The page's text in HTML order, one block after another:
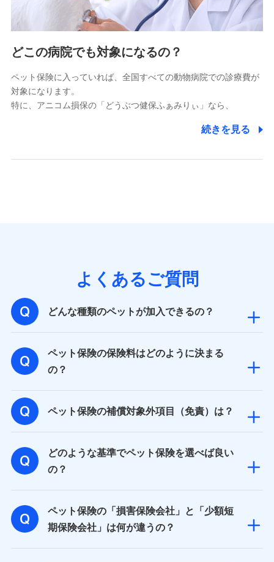
ビスに関してのお問い合わせ情報
各種お問い合わせに対応するため
をお送りするため
アンケートの送付のため
分析するため
当社の対応品質向上やお問い合わせ内容の正確な把握のため
個人情報保護管理者の職名、連絡先
株式会社ドコモ・インシュアランス 営業部長
当社は利用目的の達成に必要な範囲内において個人情報
の取り扱いの全部または一部を委託する場合がありま
す。
当社は株式会社NTTドコモとの間で、以下のとおり個
人データを共同利用します。
【共同して利用される利用データの項目】
当社又は株式会社NTTドコモがサービス提供等を通じて
基本情報
氏名、電話番号、メールアドレス、お客さまの識別子、属
性、連絡先、dポイントサービスのご利用に関する情報。例
として、dポイントカード番号、性別、年齢、家族構成、住
利用情報
当社又は株式会社NTTドコモが提供する各種サービスなどの
ご契約・ご利用などに関する情報。例として、当社又は株式
会社NTTドコモが提供する各種サービスのご契約状態・ご利
どこの病院でも対象になるの？
ペット保険に入っていれば、全国すべての動物病院での診療費が
対象になります。
特に、アニコム損保の「どうぶつ健保ふぁみりぃ」なら、
続きを見る
よくあるご質問
どんな種類のペットが加入できるの？
ペット保険の保険料はどのように決まる
の？
ペット保険の補償対象外項目（免責）は？
どのような基準でペット保険を選べば良い
の？
ペット保険の「損害保険会社」と「少額短
期保険会社」は何が違うの？